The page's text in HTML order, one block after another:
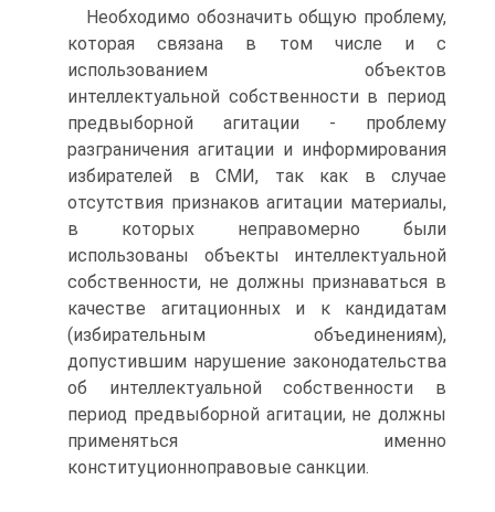
Необходимо обозначить общую проблему,
которая связана в том числе и с
использованием объектов
интеллектуальной собственности в период
предвыборной агитации - проблему
разграничения агитации и информирования
избирателей в СМИ, так как в случае
отсутствия признаков агитации материалы,
в которых неправомерно были
использованы объекты интеллектуальной
собственности, не должны признаваться в
качестве агитационных и к кандидатам
(избирательным объединениям),
допустившим нарушение законодательства
об интеллектуальной собственности в
период предвыборной агитации, не должны
применяться именно
конституционноправовые санкции.